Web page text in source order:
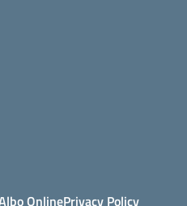
OnlinePrivacy Policy